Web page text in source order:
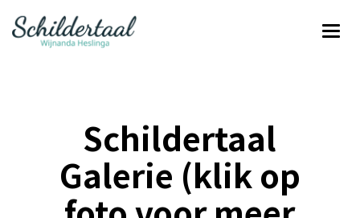
Schildertaal
Galerie (klik op